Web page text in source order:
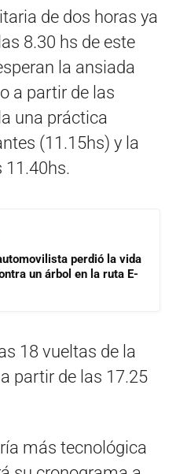
de dos horas ya
8.30 hs de este
la ansiada
a partir de las
una práctica
(11.15hs) y la
11.40hs.
perdió la vida
un árbol en la ruta E-
18 vueltas de la
partir de las 17.25
más tecnológica